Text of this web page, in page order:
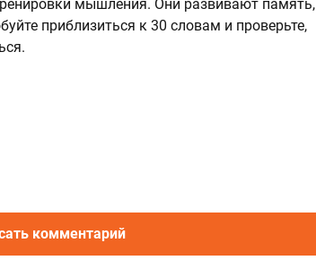
мышления. Они развивают память,
приблизиться к 30 словам и проверьте,
комментарий